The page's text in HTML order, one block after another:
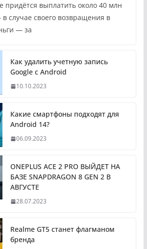
придётся выплатить около 40 млн
случае своего возвращения в
— за
Как удалить учетную запись
Google с Android
10.10.2023
Какие смартфоны подходят для
Android 14?
06.09.2023
ONEPLUS ACE 2 PRO ВЫЙДЕТ НА
БАЗЕ SNAPDRAGON 8 GEN 2 В
АВГУСТЕ
28.07.2023
Realme GT5 станет флагманом
бренда